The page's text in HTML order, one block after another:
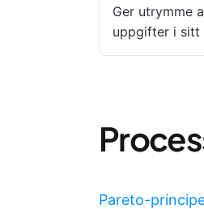
Ger utrymme
uppgifter i sitt
Pareto-